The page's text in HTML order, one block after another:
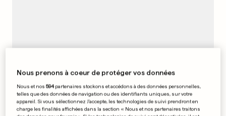
Nous prenons à coeur de protéger vos données
Nous et nos594partenaires stockons et accédons à des données personnelles,
telles que des données de navigation ou des identifiants uniques, sur votre
appareil. Si vous sélectionnez J'accepte, les technologies de suivi prendront en
charge les finalités affichées dans la section « Nous et nos partenaires traitons